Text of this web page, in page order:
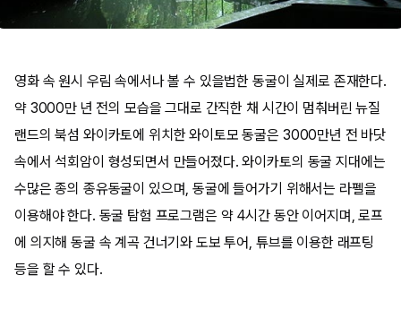
영화 속 원시 우림 속에서나 볼 수 있을법한 동굴이 실제로 존재한다.
약 3000만 년 전의 모습을 그대로 간직한 채 시간이 멈춰버린 뉴질
랜드의 북섬 와이카토에 위치한 와이토모 동굴은 3000만년 전 바닷
속에서 석회암이 형성되면서 만들어졌다. 와이카토의 동굴 지대에는
수많은 종의 종유동굴이 있으며, 동굴에 들어가기 위해서는 라펠을
이용해야 한다. 동굴 탐험 프로그램은 약 4시간 동안 이어지며, 로프
에 의지해 동굴 속 계곡 건너기와 도보 투어, 튜브를 이용한 래프팅
등을 할 수 있다.